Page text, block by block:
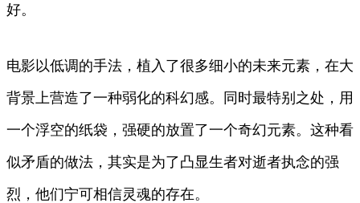
好。
电影以低调的手法，植入了很多细小的未来元素，在大
背景上营造了一种弱化的科幻感。同时最特别之处，用
一个浮空的纸袋，强硬的放置了一个奇幻元素。这种看
似矛盾的做法，其实是为了凸显生者对逝者执念的强
烈，他们宁可相信灵魂的存在。